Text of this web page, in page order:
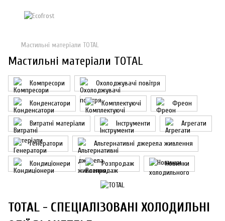
Мастильні матеріали TOTAL
Мастильні матеріали TOTAL
Компресори Охолоджувачі повітря
Конденсатори Комплектуючі Фреон
Витратні матеріали Інструменти Агрегати
Генератори Альтернативні джерела живлення
Кондиціонери Розпродаж Новинки
TOTAL - СПЕЦІАЛІЗОВАНІ ХОЛОДИЛЬНІ